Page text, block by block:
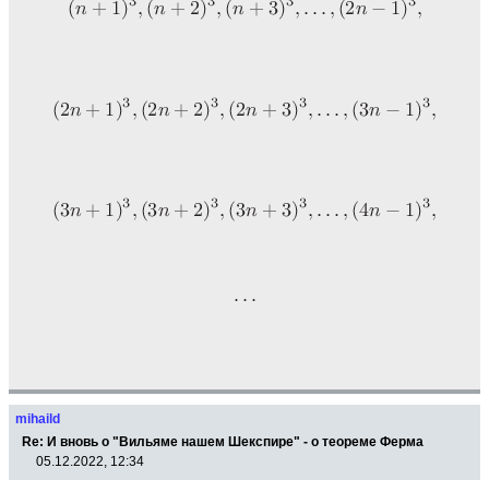
mihaild
Re: И вновь о "Вильяме нашем Шекспире" - о теореме Ферма
05.12.2022, 12:34